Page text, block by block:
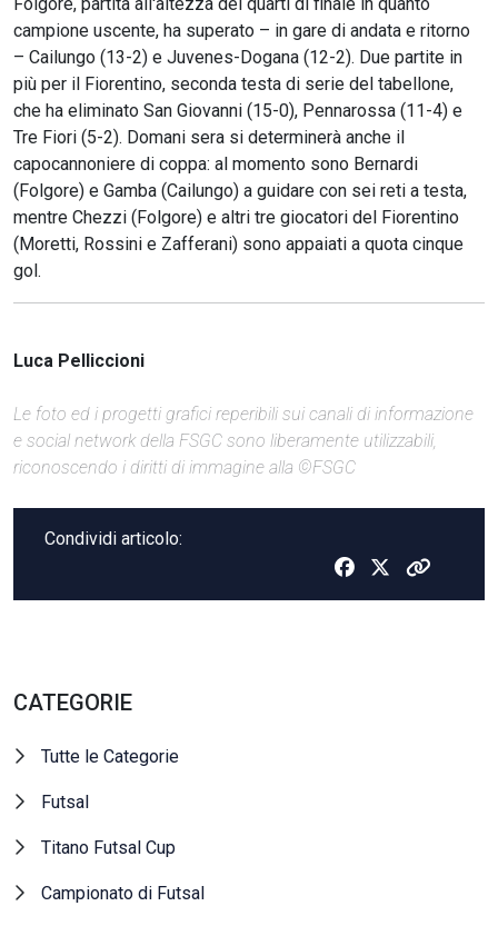
campione uscente, ha superato – in gare di andata e ritorno
– Cailungo (13-2) e Juvenes-Dogana (12-2). Due partite in
più per il Fiorentino, seconda testa di serie del tabellone,
che ha eliminato San Giovanni (15-0), Pennarossa (11-4) e
Tre Fiori (5-2). Domani sera si determinerà anche il
capocannoniere di coppa: al momento sono Bernardi
(Folgore) e Gamba (Cailungo) a guidare con sei reti a testa,
mentre Chezzi (Folgore) e altri tre giocatori del Fiorentino
(Moretti, Rossini e Zafferani) sono appaiati a quota cinque
gol.
Luca Pelliccioni
Le foto ed i progetti grafici reperibili sui canali di informazione
e social network della FSGC sono liberamente utilizzabili,
riconoscendo i diritti di immagine alla ©FSGC
Condividi articolo:
CATEGORIE
Tutte le Categorie
Futsal
Titano Futsal Cup
Campionato di Futsal